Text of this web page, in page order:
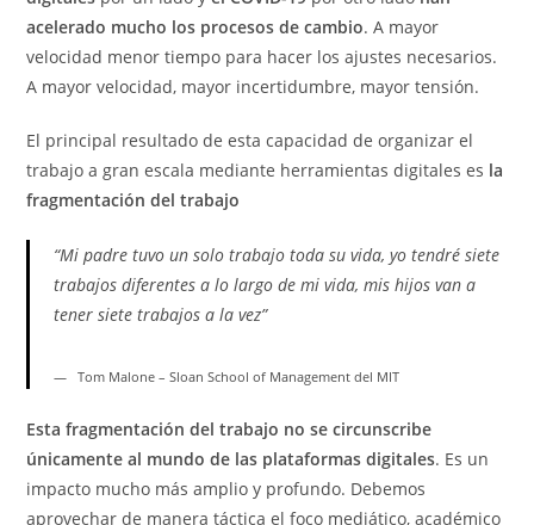
acelerado mucho los procesos de cambio. A mayor
velocidad menor tiempo para hacer los ajustes necesarios.
A mayor velocidad, mayor incertidumbre, mayor tensión.
El principal resultado de esta capacidad de organizar el
trabajo a gran escala mediante herramientas digitales es la
fragmentación del trabajo
“Mi padre tuvo un solo trabajo toda su vida, yo tendré siete
trabajos diferentes a lo largo de mi vida, mis hijos van a
tener siete trabajos a la vez”
Tom Malone – Sloan School of Management del MIT
Esta fragmentación del trabajo no se circunscribe
únicamente al mundo de las plataformas digitales. Es un
impacto mucho más amplio y profundo. Debemos
aprovechar de manera táctica el foco mediático, académico